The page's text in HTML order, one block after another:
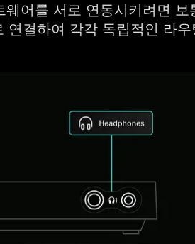
어를 서로 연동시키려면 보
결하여 각각 독립적인 라